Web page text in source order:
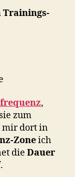
Trainings-
,
zum
mir dort in
Zoneich
die Dauer